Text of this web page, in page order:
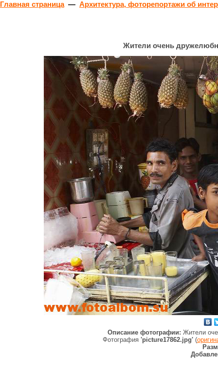
Главная страница— Архитектура, фоторепортажи об
Жители очень
Описание фотографии: Жители
Фотография 'picture17862.jpg'(